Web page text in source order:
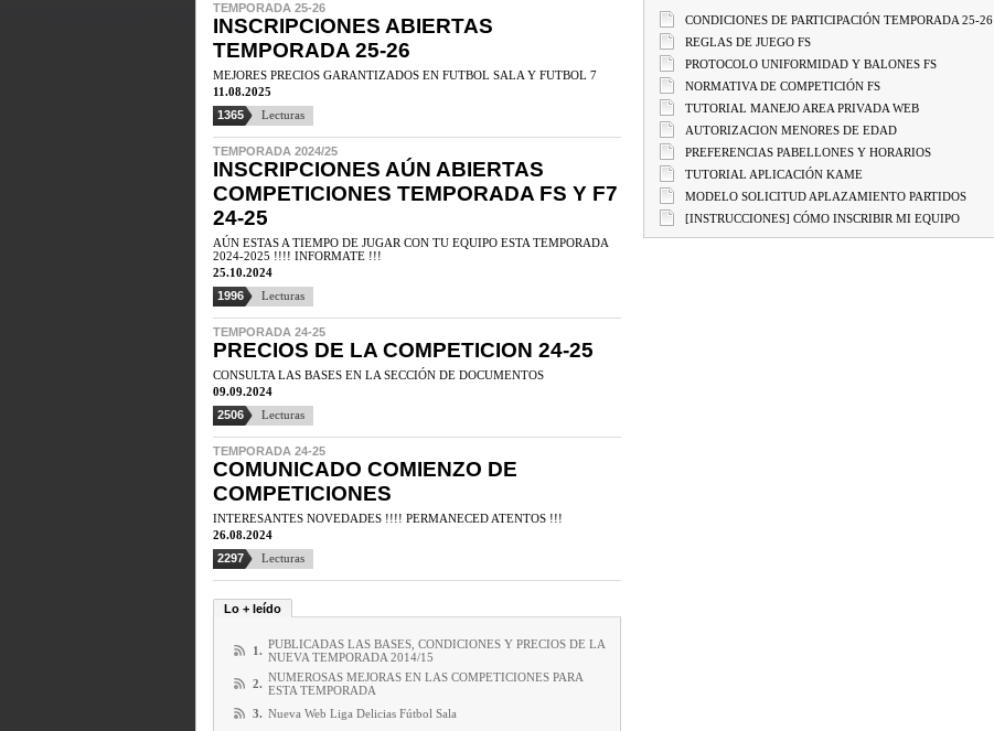
TEMPORADA 25-26
INSCRIPCIONES ABIERTAS
TEMPORADA 25-26
MEJORES PRECIOS GARANTIZADOS EN FUTBOL SALA Y FUTBOL 7
11.08.2025
1365
Lecturas
TEMPORADA 2024/25
INSCRIPCIONES AÚN ABIERTAS
COMPETICIONES TEMPORADA FS Y F7
24-25
AÚN ESTAS A TIEMPO DE JUGAR CON TU EQUIPO ESTA TEMPORADA
2024-2025 !!!! INFORMATE !!!
25.10.2024
1996
Lecturas
TEMPORADA 24-25
PRECIOS DE LA COMPETICION 24-25
CONSULTA LAS BASES EN LA SECCIÓN DE DOCUMENTOS
09.09.2024
2506
Lecturas
TEMPORADA 24-25
COMUNICADO COMIENZO DE
COMPETICIONES
INTERESANTES NOVEDADES !!!! PERMANECED ATENTOS !!!
26.08.2024
2297
Lecturas
Lo + leído
1. PUBLICADAS LAS BASES, CONDICIONES Y PRECIOS DE LA
NUEVA TEMPORADA 2014/15
2. NUMEROSAS MEJORAS EN LAS COMPETICIONES PARA
ESTA TEMPORADA
3. Nueva Web Liga Delicias Fútbol Sala
CONDICIONES DE PARTICIPACIÓN TEMPORADA 25-26
REGLAS DE JUEGO FS
PROTOCOLO UNIFORMIDAD Y BALONES FS
NORMATIVA DE COMPETICIÓN FS
TUTORIAL MANEJO AREA PRIVADA WEB
AUTORIZACION MENORES DE EDAD
PREFERENCIAS PABELLONES Y HORARIOS
TUTORIAL APLICACIÓN KAME
MODELO SOLICITUD APLAZAMIENTO PARTIDOS
[INSTRUCCIONES] CÓMO INSCRIBIR MI EQUIPO